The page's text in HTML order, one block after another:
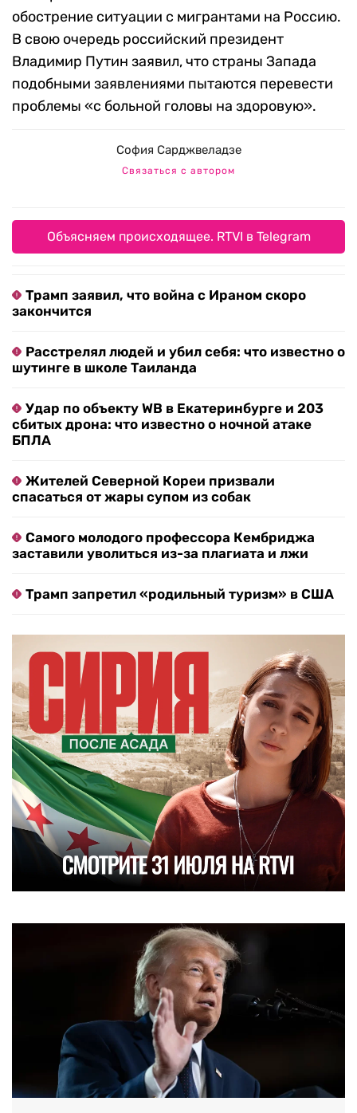
обострение ситуации с мигрантами на Россию.
В свою очередь российский президент
Владимир Путин заявил, что страны Запада
подобными заявлениями пытаются перевести
проблемы «с больной головы на здоровую».
София Сарджвеладзе
Связаться с автором
Объясняем происходящее. RTVI в Telegram
Трамп заявил, что война с Ираном скоро
закончится
Расстрелял людей и убил себя: что известно о
шутинге в школе Таиланда
Удар по объекту WB в Екатеринбурге и 203
сбитых дрона: что известно о ночной атаке
БПЛА
Жителей Северной Кореи призвали
спасаться от жары супом из собак
Самого молодого профессора Кембриджа
заставили уволиться из-за плагиата и лжи
Трамп запретил «родильный туризм» в США